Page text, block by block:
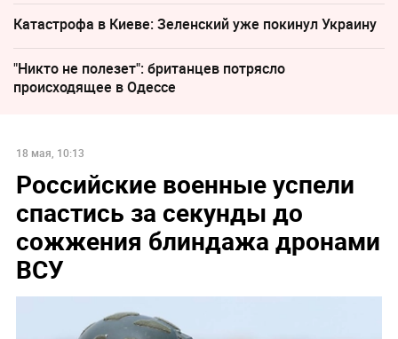
Катастрофа в Киеве: Зеленский уже покинул Украину
"Никто не полезет": британцев потрясло
происходящее в Одессе
18 мая, 10:13
Российские военные успели
спастись за секунды до
сожжения блиндажа дронами
ВСУ